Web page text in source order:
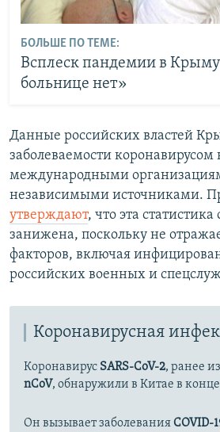
БОЛЬШЕ ПО ТЕМЕ:
Всплеск пандемии в
больнице нет»
Данные российских властей
заболеваемости
международными
независимыми источниками.
утверждают, что эта
занижена, поскольку не
факторов, включая
российских военных и
Коронавирусная
Коронавирус SARS-CoV-2, ранее
nCoV, обнаружили в Китае в конце
Он вызывает заболеванияCOVID-